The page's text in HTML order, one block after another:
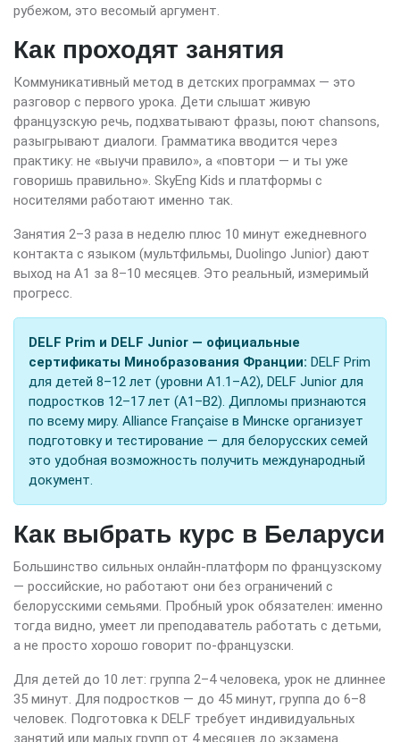
рубежом, это весомый аргумент.
Как проходят занятия
Коммуникативный метод в детских программах — это
разговор с первого урока. Дети слышат живую
французскую речь, подхватывают фразы, поют chansons,
разыгрывают диалоги. Грамматика вводится через
практику: не «выучи правило», а «повтори — и ты уже
говоришь правильно». SkyEng Kids и платформы с
носителями работают именно так.
Занятия 2–3 раза в неделю плюс 10 минут ежедневного
контакта с языком (мультфильмы, Duolingo Junior) дают
выход на A1 за 8–10 месяцев. Это реальный, измеримый
прогресс.
DELF Prim и DELF Junior — официальные
сертификаты Минобразования Франции: DELF Prim
для детей 8–12 лет (уровни A1.1–A2), DELF Junior для
подростков 12–17 лет (A1–B2). Дипломы признаются
по всему миру. Alliance Française в Минске организует
подготовку и тестирование — для белорусских семей
это удобная возможность получить международный
документ.
Как выбрать курс в Беларуси
Большинство сильных онлайн-платформ по французскому
— российские, но работают они без ограничений с
белорусскими семьями. Пробный урок обязателен: именно
тогда видно, умеет ли преподаватель работать с детьми,
а не просто хорошо говорит по-французски.
Для детей до 10 лет: группа 2–4 человека, урок не длиннее
35 минут. Для подростков — до 45 минут, группа до 6–8
человек. Подготовка к DELF требует индивидуальных
занятий или малых групп от 4 месяцев до экзамена.